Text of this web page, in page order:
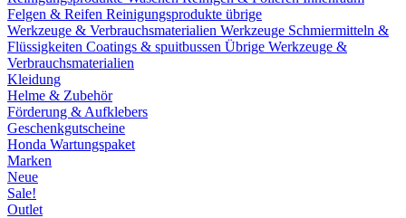
Felgen & Reifen Reinigungsprodukte übrige
Werkzeuge & Verbrauchsmaterialien Werkzeuge Schmiermitteln &
Flüssigkeiten Coatings & spuitbussen Übrige Werkzeuge &
Verbrauchsmaterialien
Kleidung
Helme & Zubehör
Förderung & Aufklebers
Geschenkgutscheine
Honda Wartungspaket
Marken
Neue
Sale!
Outlet